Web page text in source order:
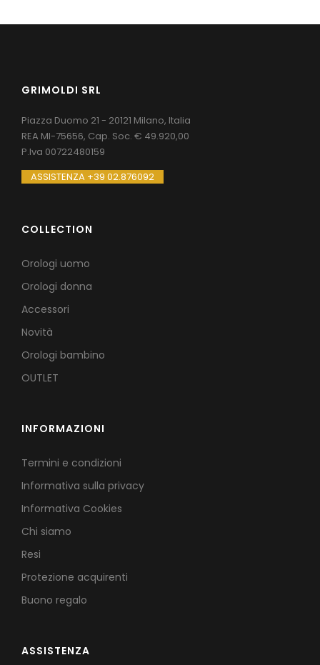
GRIMOLDI SRL
Piazza Duomo 21 - 20121 Milano, Italia
REA MI-75656, Cap. Soc. € 49.920,00
P.Iva 00722480159
ASSISTENZA +39 02.876092
COLLECTION
Orologi uomo
Orologi donna
Accessori
Novità
Orologi bambino
OUTLET
INFORMAZIONI
Termini e condizioni
Informativa sulla privacy
Informativa Cookies
Chi siamo
Resi
Protezione acquirenti
Buono regalo
ASSISTENZA